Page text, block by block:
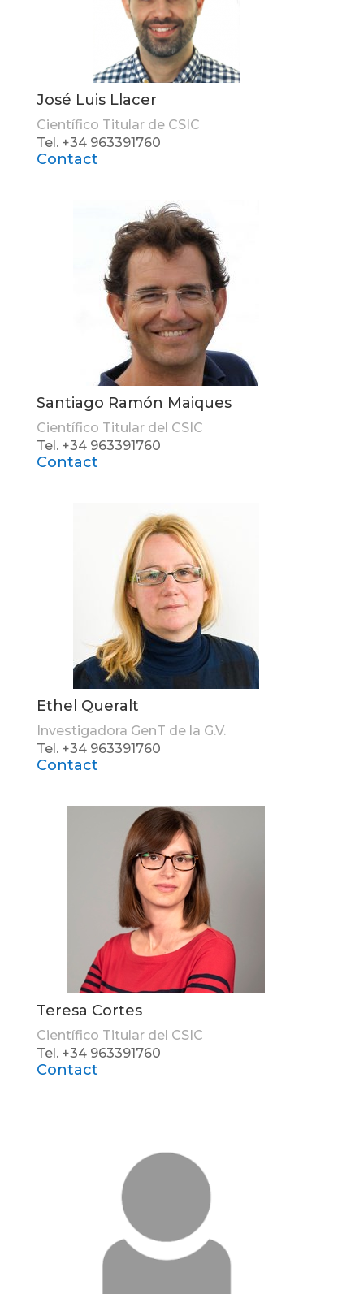
José Luis Llacer
Científico Titular de CSIC
Tel. +34 963391760
Contact
Santiago Ramón Maiques
Científico Titular del CSIC
Tel. +34 963391760
Contact
Ethel Queralt
Investigadora GenT de la G.V.
Tel. +34 963391760
Contact
Teresa Cortes
Científico Titular del CSIC
Tel. +34 963391760
Contact